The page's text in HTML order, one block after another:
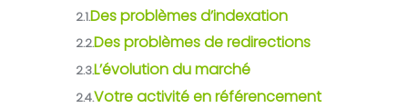
2.1.Des problèmes d’indexation
2.2.Des problèmes de redirections
2.3.L’évolution du marché
2.4.Votre activité en référencement